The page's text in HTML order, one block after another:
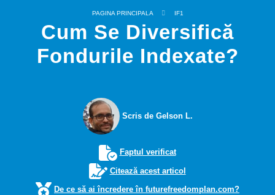
PAGINA PRINCIPALA IF1
Cum Se Diversifică
Fondurile Indexate?
Scris de Gelson L.
Faptul verificat
Citează acest articol
De ce să ai încredere în futurefreedomplan.com?